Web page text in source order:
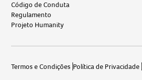
Código de Conduta
Regulamento
Projeto Humanity
Termos e Condições Política de Privacidade